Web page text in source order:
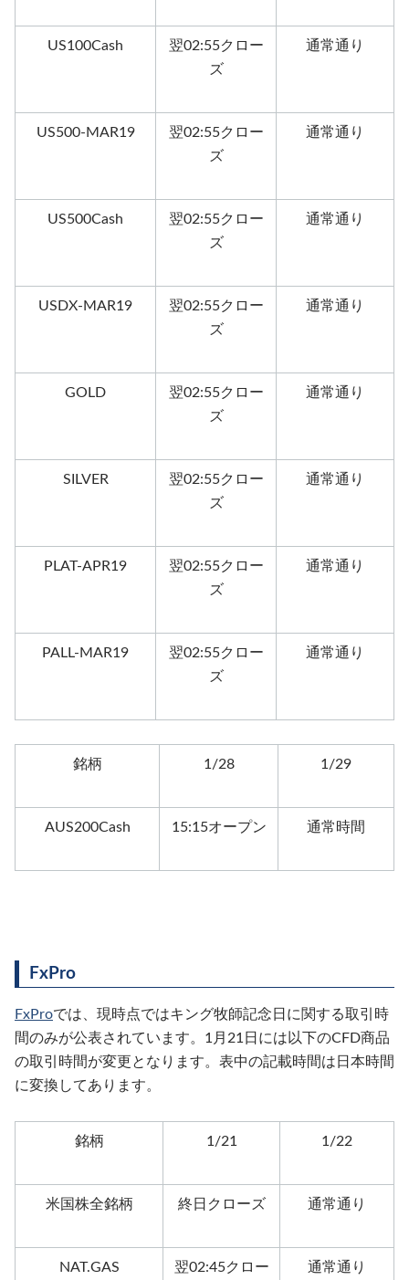
US100Cash
翌02:55クロー
ズ
通常通り
US500-MAR19
翌02:55クロー
ズ
通常通り
US500Cash
翌02:55クロー
ズ
通常通り
USDX-MAR19
翌02:55クロー
ズ
通常通り
GOLD
翌02:55クロー
ズ
通常通り
SILVER
翌02:55クロー
ズ
通常通り
PLAT-APR19
翌02:55クロー
ズ
通常通り
PALL-MAR19
翌02:55クロー
ズ
通常通り
銘柄 1/28 1/29
AUS200Cash 15:15オープン 通常時間
FxPro
FxProでは、現時点ではキング牧師記念日に関する取引時
間のみが公表されています。1月21日には以下のCFD商品
の取引時間が変更となります。表中の記載時間は日本時間
に変換してあります。
銘柄 1/21 1/22
米国株全銘柄 終日クローズ 通常通り
NAT.GAS
翌02:45クロー
通常通り